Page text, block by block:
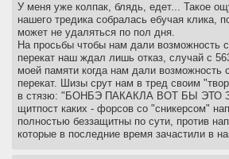
У меня уже колпак, блядь, едет... Такое
нашего тредика собралась ебучая клика,
может не удаляться по пол дня.
На просьбы чтобы нам дали возможность
перекат наш ждал лишь отказ, случай с
моей памяти когда нам дали возможность
перекат. Шизы срут нам в тред своим
в стязю: "БОНБЭ ПАКАКЛА ВОТ БЫ ЭТО
щитпост каких - форсов со "сникерсом"
полностью беззащитны по сути, против
которые в последние время зачастили в